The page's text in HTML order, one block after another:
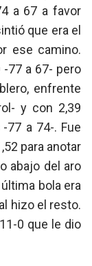
a 67 a favor
que era el
ese camino.
77 a 67- pero
enfrente
y con 2,39
77 a 74-. Fue
para anotar
abajo del aro
bola era
hizo el resto.
0 que le dio